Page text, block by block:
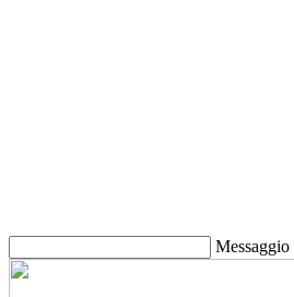
Messaggio